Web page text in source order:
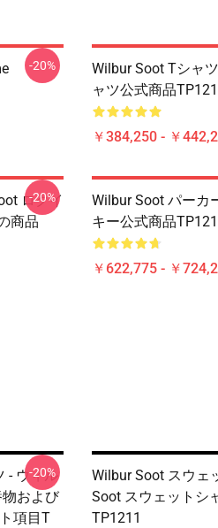
-20%
Wilbur Soot Tシャ
ャツ公式商品
￥384,250 - ￥
ログイ
商品
-20%
Wilbur Soot パーカ
キー公式商品
￥622,775 - ￥
- ウィル
および
項目T
-20%
Wilbur Soot スウェ
Soot スウェットシ
TP1211